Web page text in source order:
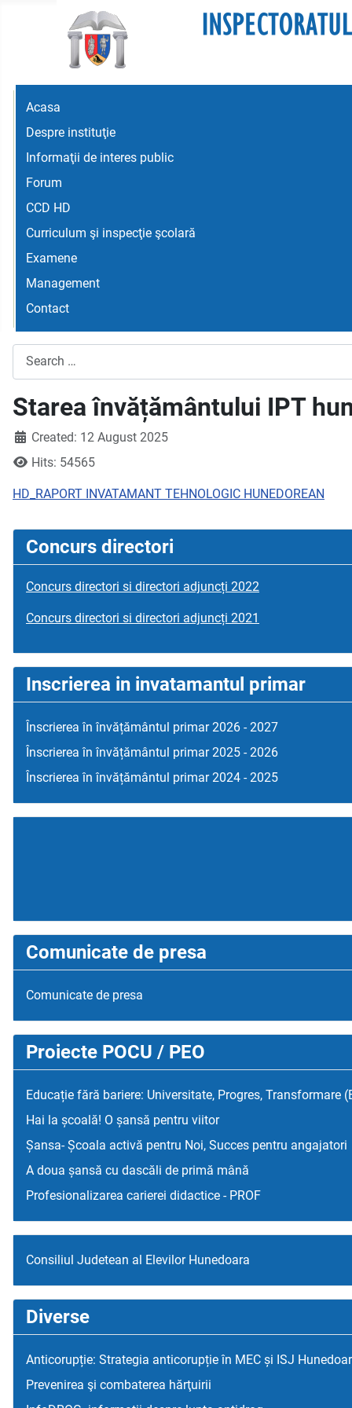
Acasa
Despre instituţie
Informaţii de interes public
Forum
CCD HD
Curriculum şi inspecţie şcolară
Examene
Management
Contact
Starea învățământului IPT
Created: 12 August 2025
Hits: 54565
HD_RAPORT INVATAMANT TEHNOLOGIC HUNEDOREAN
Concurs directori
Concurs directori si directori adjuncți 2022
Concurs directori si directori adjuncți 2021
Inscrierea in invatamantul primar
Înscrierea în învățământul primar 2026 - 2027
Înscrierea în învățământul primar 2025 - 2026
Înscrierea în învățământul primar 2024 - 2025
Comunicate de presa
Comunicate de presa
Proiecte POCU / PEO
Educație fără bariere: Universitate, Progres, Transformare
Hai la școală! O șansă pentru viitor
Șansa- Școala activă pentru Noi, Succes pentru angajatori
A doua șansă cu dascăli de primă mână
Profesionalizarea carierei didactice - PROF
Consiliul Judetean al Elevilor Hunedoara
Diverse
Anticorupție: Strategia anticorupție în MEC și ISJ
Prevenirea şi combaterea hărţuirii